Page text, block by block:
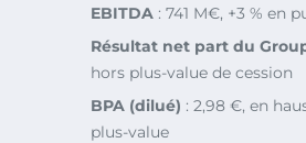
EBITDA : 741 M€, +3 % en
Résultat net part du
hors plus-value de cession
BPA (dilué) : 2,98 €, en
plus-value